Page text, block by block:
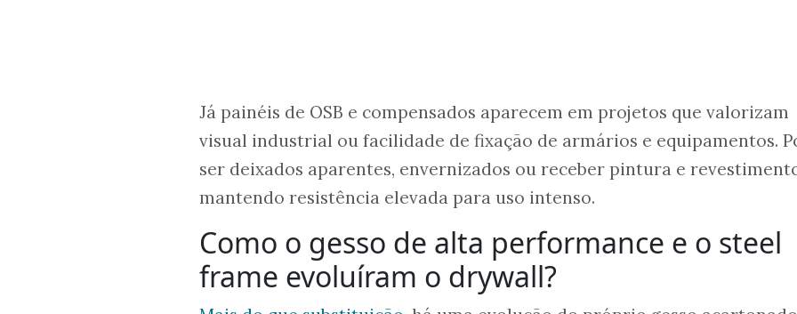
Já painéis de OSB e compensados aparecem em projetos que valorizam
visual industrial ou facilidade de fixação de armários e equipamentos.
ser deixados aparentes, envernizados ou receber pintura e
mantendo resistência elevada para uso intenso.
Como o gesso de alta performance e o steel
frame evoluíram o drywall?